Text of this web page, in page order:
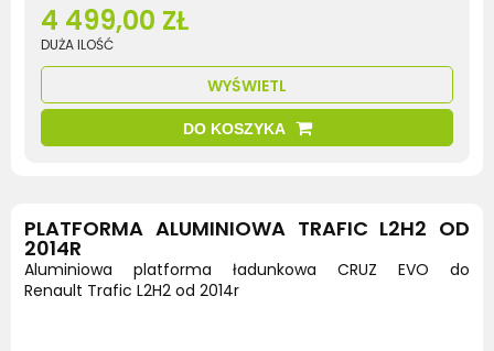
4 499,00 ZŁ
DUŻA ILOŚĆ
WYŚWIETL
DO KOSZYKA
PLATFORMA ALUMINIOWA TRAFIC L2H2 OD
2014R
Aluminiowa platforma ładunkowa CRUZ EVO do
Renault Trafic L2H2 od 2014r